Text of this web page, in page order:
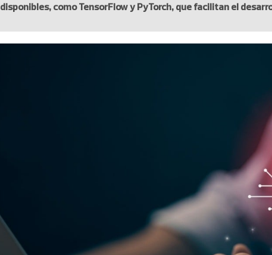
disponibles, como TensorFlow y PyTorch, que facilitan el